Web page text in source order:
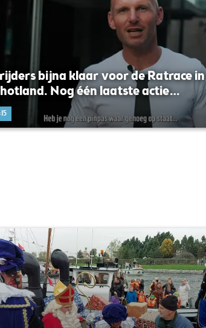
bijna klaar voor de Ratrace in
Nog één laatste actie…